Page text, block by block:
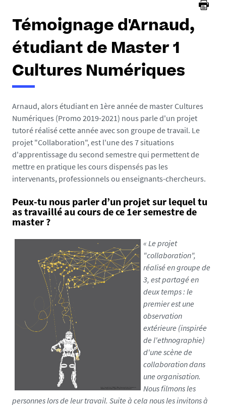
Témoignage d'Arnaud,
étudiant de Master 1
Cultures Numériques
Arnaud, alors étudiant en 1ère année de master Cultures
Numériques (Promo 2019-2021) nous parle d'un projet
tutoré réalisé cette année avec son groupe de travail. Le
projet "Collaboration", est l'une des 7 situations
d'apprentissage du second semestre qui permettent de
mettre en pratique les cours dispensés pas les
intervenants, professionnels ou enseignants-chercheurs.
Peux-tu nous parler d’un projet sur lequel tu
as travaillé au cours de ce 1er semestre de
master ?
« Le projet
"collaboration",
réalisé en groupe de
3, est partagé en
deux temps : le
premier est une
observation
extérieure (inspirée
de l'ethnographie)
d'une scène de
collaboration dans
une organisation.
Nous filmons les
personnes lors de leur travail. Suite à cela nous les invitons à